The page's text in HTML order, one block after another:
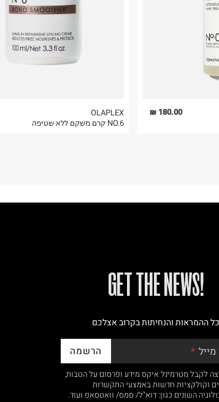
OLAPLEX
NO.6 קרם משקם ללא שטיפה
180.00 ₪
!GET THE NEWS
כל ההמראות והנחיתות בקרוב אצלכם
הרשמה
לקבל מטרמינל איקס מידע ופרסום על הטבות,
וקולקציות חדשות באמצעי התקשרות
השונים כגון: דוא"ל/ סמס/ וואטסאפ ועוד.